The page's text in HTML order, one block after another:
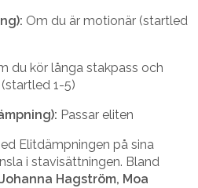
Om du är motionär (startled
du kör långa stakpass och
1-5)
Passar eliten
Elitdämpningen på sina
i stavisättningen. Bland
Johanna Hagström, Moa